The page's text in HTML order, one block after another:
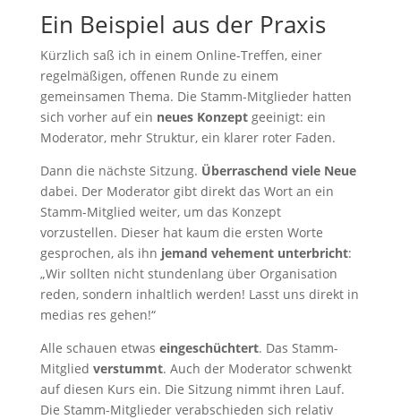
Ein Beispiel aus der Praxis
Kürzlich saß ich in einem Online-Treffen, einer
regelmäßigen, offenen Runde zu einem
gemeinsamen Thema. Die Stamm-Mitglieder hatten
sich vorher auf ein neues Konzept geeinigt: ein
Moderator, mehr Struktur, ein klarer roter Faden.
Dann die nächste Sitzung. Überraschend viele Neue
dabei. Der Moderator gibt direkt das Wort an ein
Stamm-Mitglied weiter, um das Konzept
vorzustellen. Dieser hat kaum die ersten Worte
gesprochen, als ihn jemand vehement unterbricht:
„Wir sollten nicht stundenlang über Organisation
reden, sondern inhaltlich werden! Lasst uns direkt in
medias res gehen!“
Alle schauen etwas eingeschüchtert. Das Stamm-
Mitglied verstummt. Auch der Moderator schwenkt
auf diesen Kurs ein. Die Sitzung nimmt ihren Lauf.
Die Stamm-Mitglieder verabschieden sich relativ